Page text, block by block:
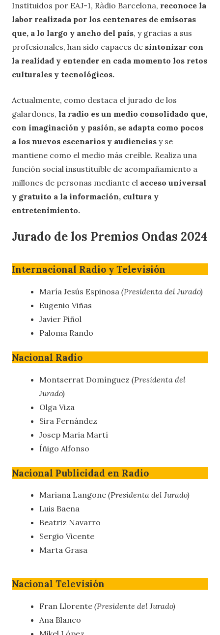
Instituidos por EAJ-1, Ràdio Barcelona, reconoce la
labor realizada por los centenares de emisoras
que, a lo largo y ancho del país, y gracias a sus
profesionales, han sido capaces de sintonizar con
la realidad y entender en cada momento los retos
culturales y tecnológicos.
Actualmente, como destaca el jurado de los
galardones, la radio es un medio consolidado que,
con imaginación y pasión, se adapta como pocos
a los nuevos escenarios y audiencias y se
mantiene como el medio más creíble. Realiza una
función social insustituible de acompañamiento a
millones de personas mediante el acceso universal
y gratuito a la información, cultura y
entretenimiento.
Jurado de los Premios Ondas 2024
Internacional Radio y Televisión
María Jesús Espinosa (Presidenta del Jurado)
Eugenio Viñas
Javier Piñol
Paloma Rando
Nacional Radio
Montserrat Domínguez (Presidenta del
Jurado)
Olga Viza
Sira Fernández
Josep Maria Martí
Íñigo Alfonso
Nacional Publicidad en Radio
Mariana Langone (Presidenta del Jurado)
Luis Baena
Beatriz Navarro
Sergio Vicente
Marta Grasa
Nacional Televisión
Fran Llorente (Presidente del Jurado)
Ana Blanco